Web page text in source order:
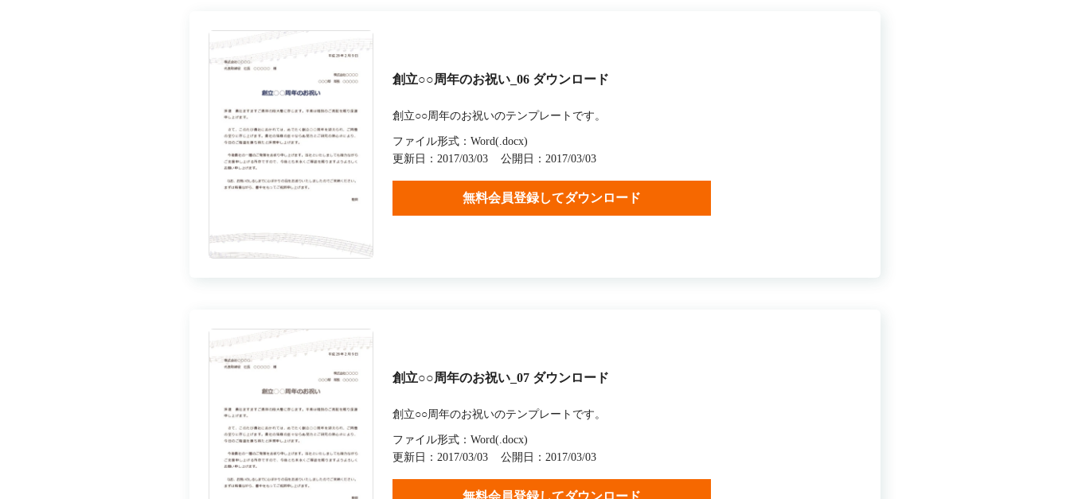
創立○○周年のお祝い_06 ダウンロード
創立○○周年のお祝いのテンプレートです。
ファイル形式：Word(.docx)
更新日：2017/03/03
公開日：2017/03/03
無料会員登録してダウンロード
創立○○周年のお祝い_07 ダウンロード
創立○○周年のお祝いのテンプレートです。
ファイル形式：Word(.docx)
更新日：2017/03/03
公開日：2017/03/03
無料会員登録してダウンロード